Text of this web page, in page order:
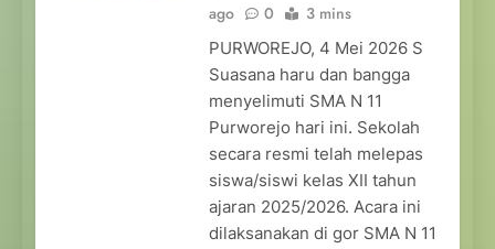
ago
0 3 mins
PURWOREJO, 4 Mei 2026 S
Suasana haru dan bangga
menyelimuti SMA N 11
Purworejo hari ini. Sekolah
secara resmi telah melepas
siswa/siswi kelas XII tahun
ajaran 2025/2026. Acara ini
dilaksanakan di gor SMA N 11